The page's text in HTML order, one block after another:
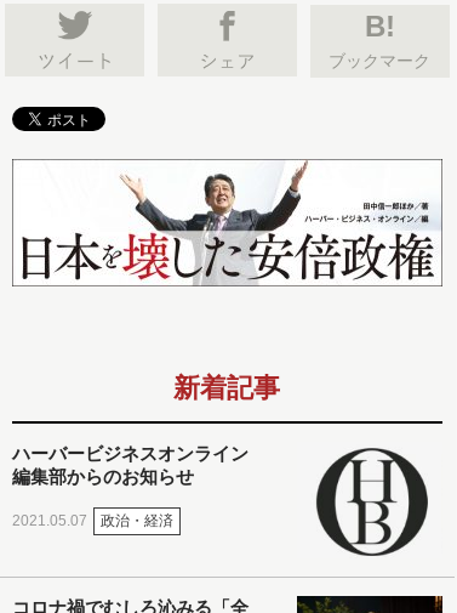
B!
ブックマーク
新着記事
ハーバービジネスオンライン
編集部からのお知らせ
2021.05.07 政治・経済
コロナ禍でむしろ沁みる「全